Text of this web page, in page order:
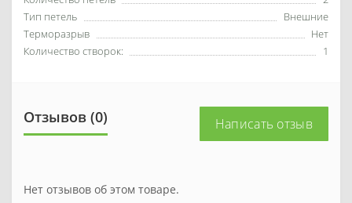
Тип петель
Внешние
Терморазрыв
Нет
Количество створок:
1
Отзывов (0) Написать отзыв
Нет отзывов об этом товаре.